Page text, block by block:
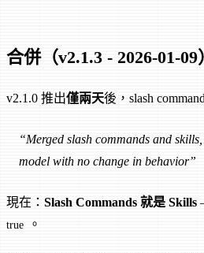
合併（v2.1.3 - 2026-01-09
v2.1.0 推出僅兩天後，slash
“Merged slash commands and
model with no change in behavior”
現在： Slash Commands 就是 Skills
true
。